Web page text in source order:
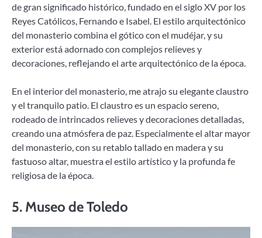
de gran significado histórico, fundado en el siglo XV por los
Reyes Católicos, Fernando e Isabel. El estilo arquitectónico
del monasterio combina el gótico con el mudéjar, y su
exterior está adornado con complejos relieves y
decoraciones, reflejando el arte arquitectónico de la época.
En el interior del monasterio, me atrajo su elegante claustro
y el tranquilo patio. El claustro es un espacio sereno,
rodeado de intrincados relieves y decoraciones detalladas,
creando una atmósfera de paz. Especialmente el altar mayor
del monasterio, con su retablo tallado en madera y su
fastuoso altar, muestra el estilo artístico y la profunda fe
religiosa de la época.
5. Museo de Toledo